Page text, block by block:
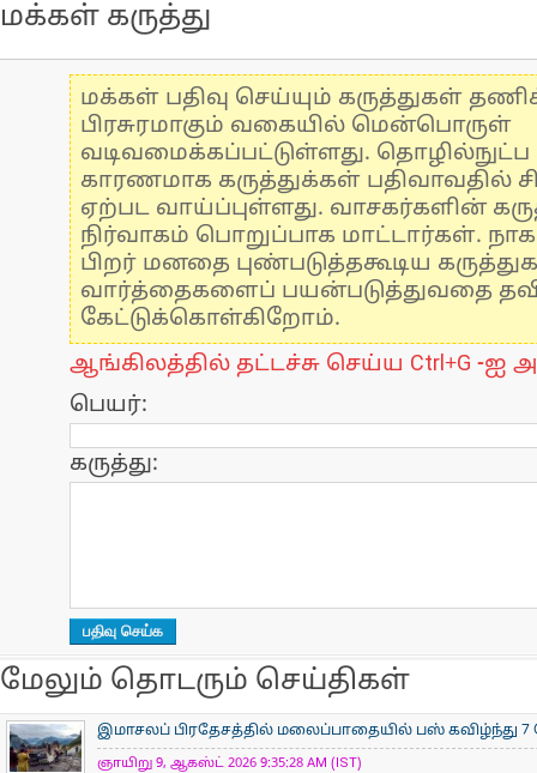
மக்கள் கருத்து
மக்கள் பதிவு செய்யும் கருத்துகள்
பிரசுரமாகும் வகையில் மென்பொருள்
வடிவமைக்கப்பட்டுள்ளது.
காரணமாக கருத்துக்கள் பதிவாவதில்
ஏற்பட வாய்ப்புள்ளது. வாசகர்களின்
நிர்வாகம் பொறுப்பாக மாட்டார்கள்.
பிறர் மனதை புண்படுத்தகூடிய
வார்த்தைகளைப் பயன்படுத்துவதை
கேட்டுக்கொள்கிறோம்.
ஆங்கிலத்தில் தட்டச்சு செய்ய Ctrl+G -ஐ
பெயர்:
கருத்து:
மேலும் தொடரும் செய்திகள்
இமாசலப் பிரதேசத்தில் மலைப்பாதையில் பஸ் கவிழ்ந்து 7
ஞாயிறு 9, ஆகஸ்ட் 2026 9:35:28 AM (IST)